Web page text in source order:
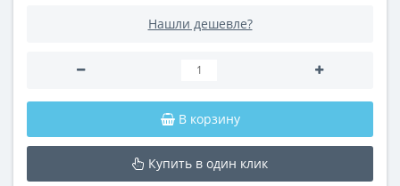
Нашли дешевле?
В корзину
Купить в один клик